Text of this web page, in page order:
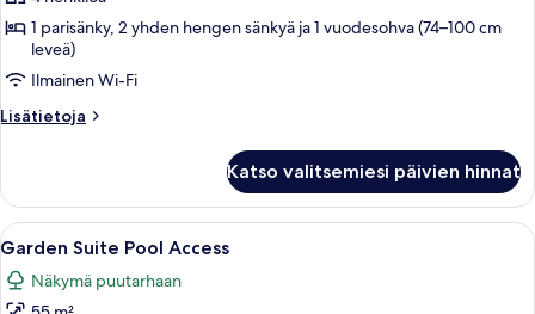
View
kuvat
1 parisänky, 2 yhden hengen sänkyä ja 1 vuodesohva (74–100 cm
leveä)
Ilmainen Wi-Fi
Lisätietoja
Lisätietoja
Sea
View
Katso valitsemiesi päivien hinnat
Avaa
kaikki
huonetyypin
Moderni hotellihuone, jossa on
5
Garden Suite Pool Access
Näkymä puutarhaan